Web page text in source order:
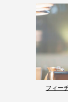
フィー